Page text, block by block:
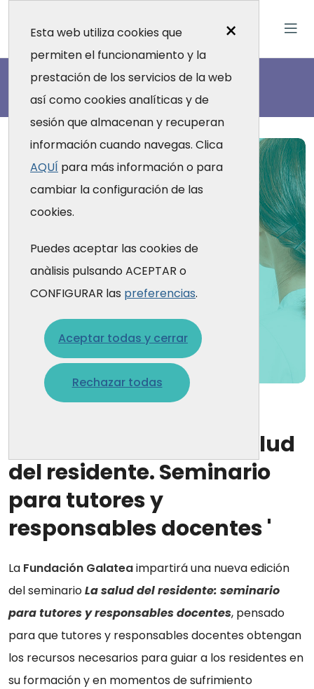
×
Esta web utiliza cookies que
permiten el funcionamiento y la
prestación de los servicios de la web
así como cookies analíticas y de
sesión que almacenan y recuperan
información cuando navegas. Clica
AQUÍ para más información o para
cambiar la configuración de las
cookies.
Puedes aceptar las cookies de
anàlisis pulsando ACEPTAR o
CONFIGURAR las preferencias.
Aceptar todas y cerrar
Rechazar todas
Actualidad
Nueva edición de 'La salud
del residente. Seminario
para tutores y
responsables docentes '
La Fundación Galateaimpartirá una nueva edición
del seminarioLa salud del residente: seminario
para tutores y responsables docentes, pensado
para que tutores y responsables docentes obtengan
los recursos necesarios para guiar a los residentes en
su formación y en momentos de sufrimiento